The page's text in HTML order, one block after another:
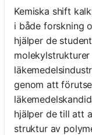
Kemiska shift
i både forskning
hjälper de
genom att
hjälper de till att
struktur av